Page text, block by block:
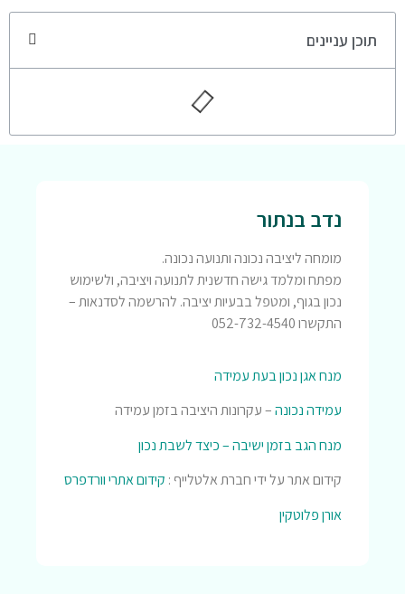
תוכן עניינים
נדב בנתור
מומחה ליציבה נכונה ותנועה נכונה.
מפתח ומלמד גישה חדשנית לתנועה ויציבה, ולשימוש
נכון בגוף, ומטפל בבעיות יציבה. להרשמה לסדנאות –
התקשרו 052-732-4540
מנח אגן נכון בעת עמידה
עמידה נכונה– עקרונות היציבה בזמן עמידה
מנח הגב בזמן ישיבה – כיצד לשבת נכון
קידום אתר על ידי חברת אלטלייף : קידום אתרי וורדפרס
אורן פלוטקין